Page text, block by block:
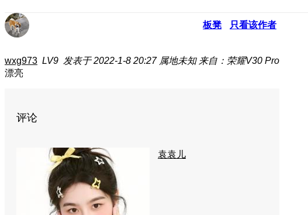
板凳 只看该作者
wxg973 LV9 发表于 2022-1-8 20:27 属地未知 来自：荣耀V30 Pro
漂亮
评论
袁袁儿